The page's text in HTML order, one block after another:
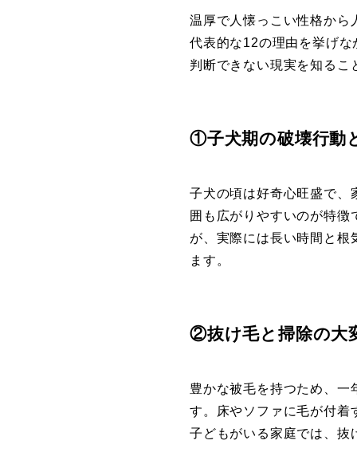
温厚で人懐っこい性格から
代表的な12の理由を挙げ
判断できない現実を知るこ
①子犬期の破壊行動
子犬の頃は好奇心旺盛で、
囲も広がりやすいのが特
が、実際には長い時間と根
ます。
②抜け毛と掃除の大
豊かな被毛を持つため、一
す。床やソファに毛が付着
子どもがいる家庭では、抜